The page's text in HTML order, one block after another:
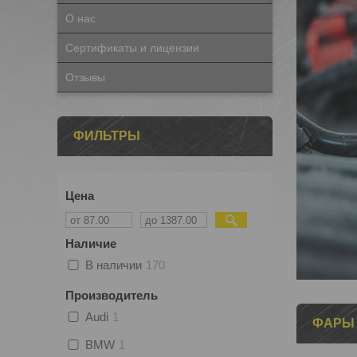
ФАРЫ
О нас
Сертификаты и лицензии
Отзывы
ФИЛЬТРЫ
Цена
Наличие
В наличии 170
Производитель
Audi 1
BMW 1